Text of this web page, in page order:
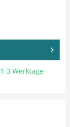
3 Werktage